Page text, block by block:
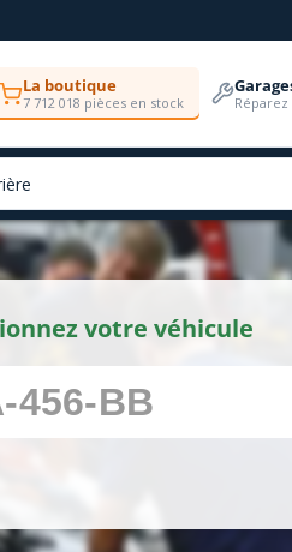
La boutique
7 712 018 pièces en stock
votre véhicule